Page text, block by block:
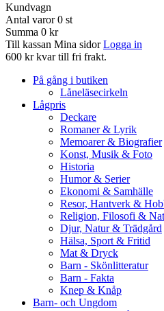
Kundvagn
Antal varor 0 st
Summa 0 kr
Till kassan Mina sidor Logga in
600 kr kvar till fri frakt.
På gång i butiken
Låneläsecirkeln
Lågpris
Deckare
Romaner & Lyrik
Memoarer & Biografier
Konst, Musik & Foto
Historia
Humor & Serier
Ekonomi & Samhälle
Resor, Hantverk &
Religion, Filosofi &
Djur, Natur & Trädgård
Hälsa, Sport & Fritid
Mat & Dryck
Barn - Skönlitteratur
Barn - Fakta
Knep & Knåp
Barn- och Ungdom